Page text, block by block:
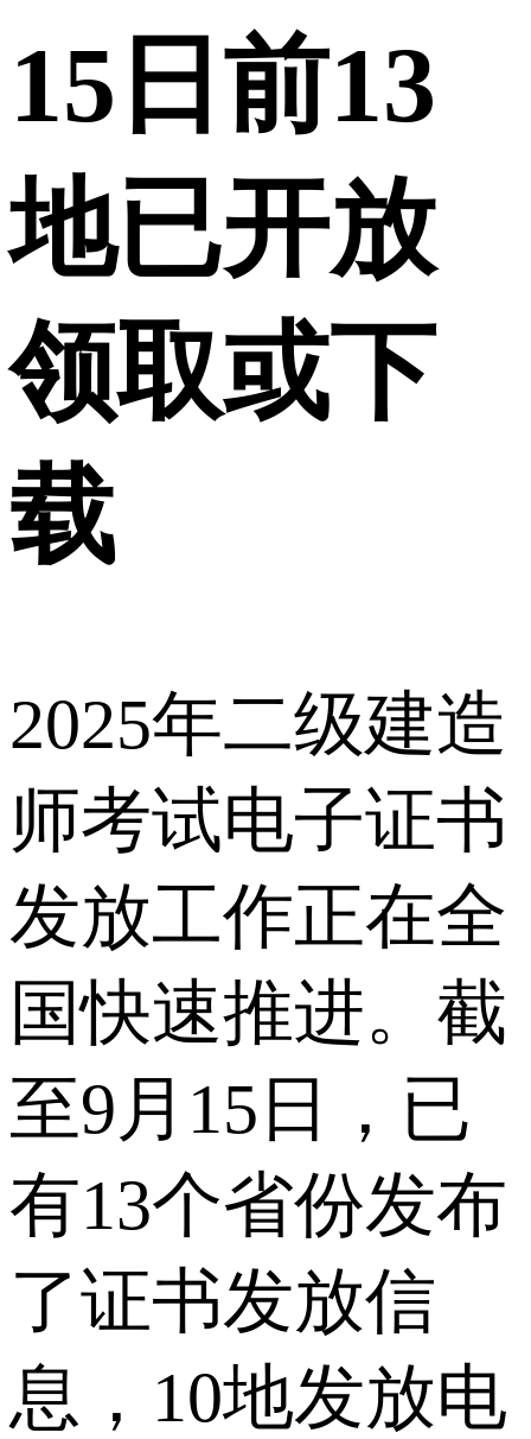
15日前13
地已开放
领取或下
载
2025年二级建造
师考试电子证书
发放工作正在全
国快速推进。截
至9月15日，已
有13个省份发布
了证书发放信
息，10地发放电